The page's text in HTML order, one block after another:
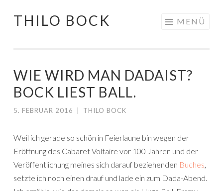
Springe
THILO BOCK MENÜ
WIE WIRD MAN DADAIST?
BOCK LIEST BALL.
5. FEBRUAR 2016 THILO BOCK
Weil ich gerade so schön in Feierlaune bin wegen der
Eröffnung des Cabaret Voltaire vor 100 Jahren und der
Veröffentlichung meines sich darauf beziehenden Buches,
setzte ich noch einen drauf und lade ein zum Dada-Abend.